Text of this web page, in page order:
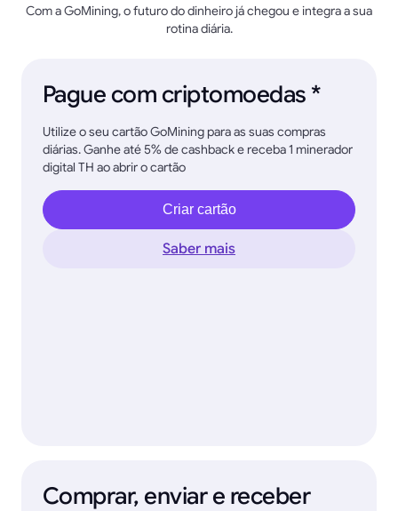
Com a GoMining, o futuro do dinheiro já chegou e integra a sua
rotina diária.
Pague com criptomoedas *
Utilize o seu cartão GoMining para as suas compras
diárias. Ganhe até 5% de cashback e receba 1 minerador
digital TH ao abrir o cartão
Criar cartão
Saber mais
Comprar, enviar e receber